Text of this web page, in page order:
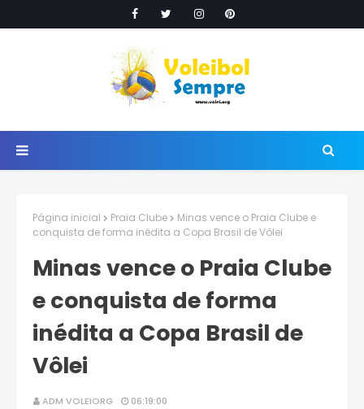
Página inicial Praia Clube
Minas vence o Praia Clube e
conquista de forma inédita a Copa Brasil de Vôlei
Minas vence o Praia Clube
e conquista de forma
inédita a Copa Brasil de
Vôlei
ADM VOLEIORG 06:19:00